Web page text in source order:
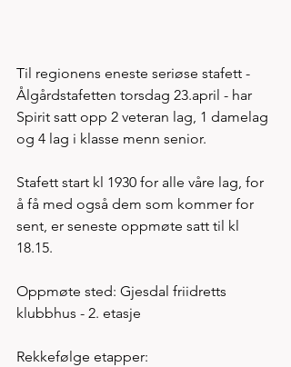
Til regionens eneste seriøse stafett -
Ålgårdstafetten torsdag 23.april - har
Spirit satt opp 2 veteran lag, 1 damelag
og 4 lag i klasse menn senior.
Stafett start kl 1930 for alle våre lag, for
å få med også dem som kommer for
sent, er seneste oppmøte satt til kl
18.15.
Oppmøte sted: Gjesdal friidretts
klubbhus - 2. etasje
Rekkefølge etapper: